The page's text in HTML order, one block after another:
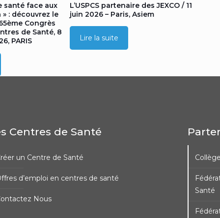
santé face aux
: découvrez le
Congrès
de Santé, 8
PARIS
L’USPCS partenaire des JEXCO / 11
juin 2026 – Paris, Asiem
Lire la suite
Centres de Santé
un Centre de Santé
d’emploi en centres de santé
Nous
Santé